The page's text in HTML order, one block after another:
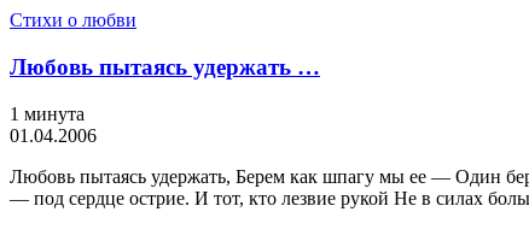
Стихи о любви
Любовь пытаясь удержать …
1 минута
01.04.2006
Любовь пытаясь удержать, Берем как шпагу мы ее — Один
— под сердце острие. И тот, кто лезвие рукой Не в силах